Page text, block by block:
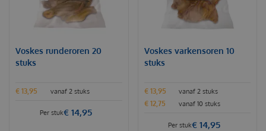
Voskes runderoren 20
stuks
vanaf 2 stuks
€ 13,95
€ 14,95
Per stuk
Voskes varkensoren 10
stuks
vanaf 2 stuks
€ 13,95
vanaf 10 stuks
€ 12,75
€ 14,95
Per stuk